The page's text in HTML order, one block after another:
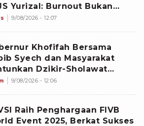
Yurizal: Burnout Bukan
9/08/2026 - 12:07
Khofifah Bersama
Syech dan Masyarakat
Dzikir-Sholawat
HUT Ke-81 RI di Grahadi
9/08/2026 - 12:06
Raih Penghargaan FIVB
Event 2025, Berkat Sukses